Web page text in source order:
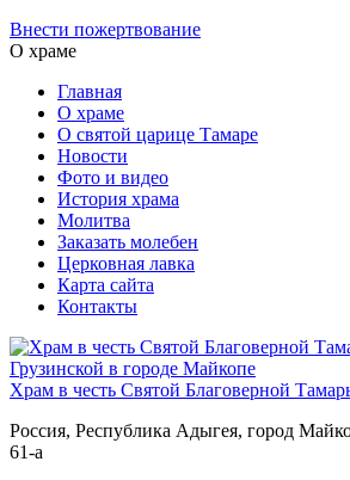
Внести пожертвование
О храме
Главная
О храме
О святой царице Тамаре
Новости
Фото и видео
История храма
Молитва
Заказать молебен
Церковная лавка
Карта сайта
Контакты
Храм в честь Святой Благоверной
Россия, Республика Адыгея, город
61-а